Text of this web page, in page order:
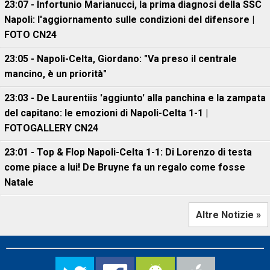
23:07 - Infortunio Marianucci, la prima diagnosi della SSC
Napoli: l'aggiornamento sulle condizioni del difensore |
FOTO CN24
23:05 - Napoli-Celta, Giordano: "Va preso il centrale
mancino, è un priorità"
23:03 - De Laurentiis 'aggiunto' alla panchina e la zampata
del capitano: le emozioni di Napoli-Celta 1-1 |
FOTOGALLERY CN24
23:01 - Top & Flop Napoli-Celta 1-1: Di Lorenzo di testa
come piace a lui! De Bruyne fa un regalo come fosse
Natale
Altre Notizie »